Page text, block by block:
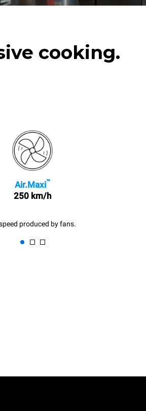
cooking.
Air.Maxi™
250 km/h
produced by fans.